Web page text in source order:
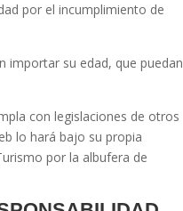
por el incumplimiento de
importar su edad, que puedan
con legislaciones de otros
lo hará bajo su propia
por la albufera de